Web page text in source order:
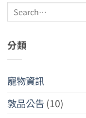
分類
寵物資訊
敦品公告(10)